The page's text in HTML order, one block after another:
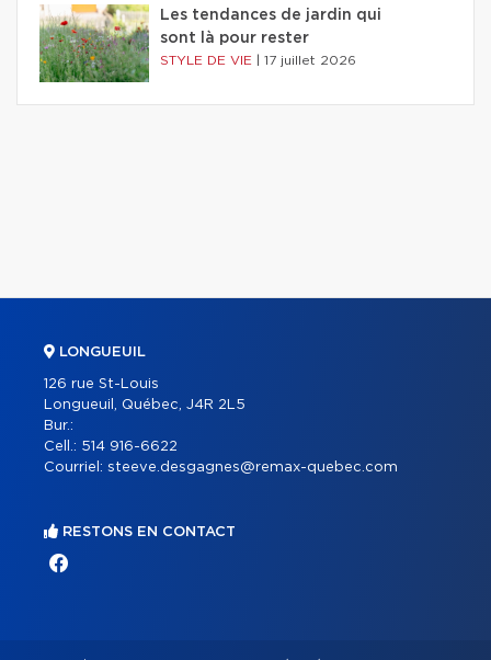
Les tendances de jardin qui
sont là pour rester
STYLE DE VIE 17 juillet 2026
LONGUEUIL
126 rue St-Louis
Longueuil, Québec, J4R 2L5
Bur.:
Cell.: 514 916-6622
Courriel: steeve.desgagnes@remax-quebec.com
RESTONS EN CONTACT